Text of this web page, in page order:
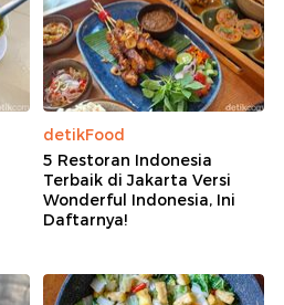
detikFood
5 Restoran Indonesia
Terbaik di Jakarta Versi
Wonderful Indonesia, Ini
Daftarnya!